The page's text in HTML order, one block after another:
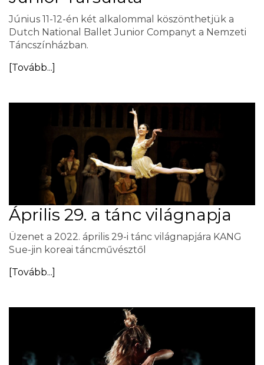
Június 11-12-én két alkalommal köszönthetjük a
Dutch National Ballet Junior Companyt a Nemzeti
Táncszínházban.
[Tovább...]
Április 29. a tánc világnapja
Üzenet a 2022. április 29-i tánc világnapjára KANG
Sue-jin koreai táncművésztől
[Tovább...]